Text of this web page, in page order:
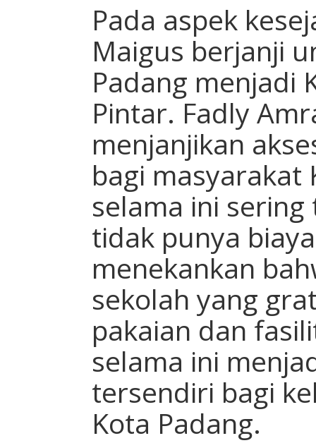
Pada aspek
Maigus berjanji
Padang menjadi
Pintar. Fadly
menjanjikan
bagi masyarakat
selama ini
tidak punya
menekankan
sekolah yang
pakaian dan
selama ini
tersendiri bagi
Kota Padang.